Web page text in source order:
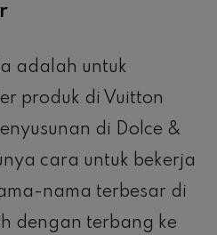
adalah untuk
produk di Vuitton
di Dolce &
cara untuk bekerja
nama terbesar di
dengan terbang ke